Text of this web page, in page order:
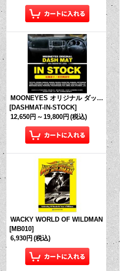
MOONEYES オリジナル ダッシュマット (in Stock!)
[DASHMAT-IN-STOCK]
12,650円 ～ 19,800円 (税込)
WACKY WORLD OF WILDMAN
[MB010]
6,930円 (税込)